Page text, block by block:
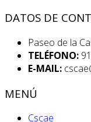
DATOS DE
Paseo de la
TELÉFONO:
E-MAIL:
MENÚ
Cscae